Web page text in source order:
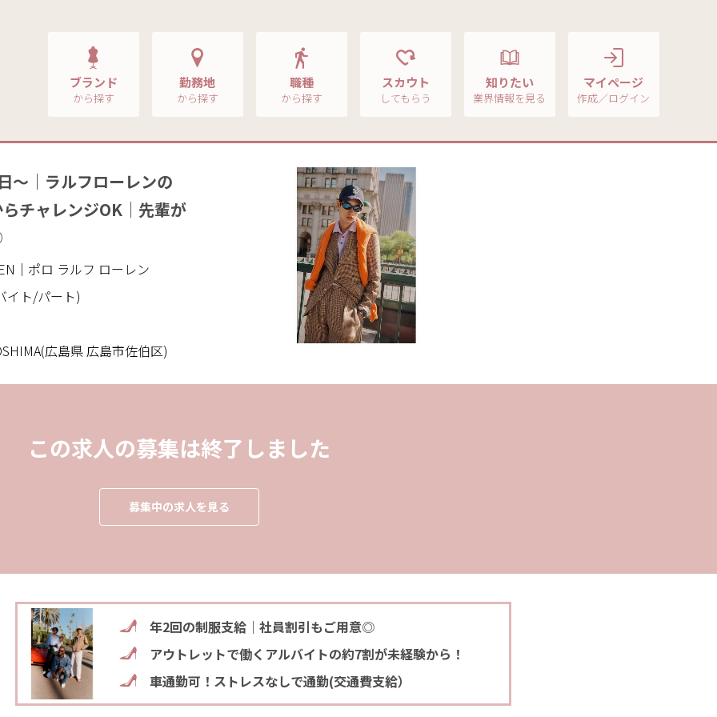
ブランド
から探す
勤務地
から探す
職種
から探す
スカウト
してもらう
知りたい
業界情報を見る
マイページ
作成／ログイン
～｜ラルフローレンの
チャレンジOK｜先輩が
｜ポロ ラルフ ローレン
イト/パート)
広島県 広島市佐伯区)
この求人の募集は終了しました
募集中の求人を見る
年2回の制服支給｜社員割引もご用意◎
アウトレットで働くアルバイトの約7割が未経験から！
車通勤可！ストレスなしで通勤(交通費支給）